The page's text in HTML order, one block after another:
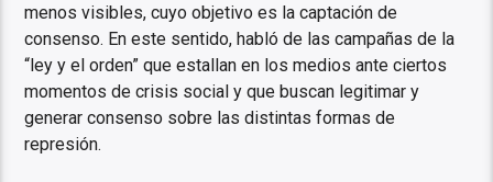
menos visibles, cuyo objetivo es la captación de
consenso. En este sentido, habló de las campañas de la
“ley y el orden” que estallan en los medios ante ciertos
momentos de crisis social y que buscan legitimar y
generar consenso sobre las distintas formas de
represión.